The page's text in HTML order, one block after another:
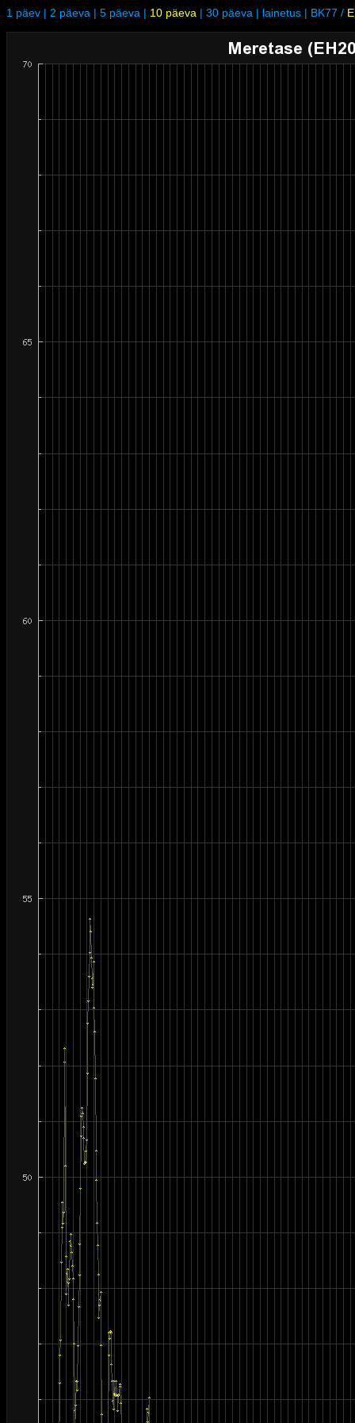
1 päev | 2 päeva | 5 päeva | 10 päeva | 30 päeva | lainetus | BK77 /